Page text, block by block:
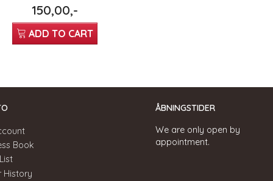
150,00,-
ADD TO CART
Book
History
ÅBNINGSTIDER
We are only open by
appointment.